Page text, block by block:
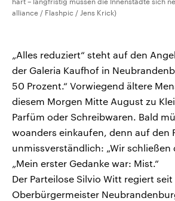
alliance / Flashpic / Jens Krick)
„Alles reduziert“ steht auf den
der Galeria Kaufhof in
50 Prozent.“ Vorwiegend ältere
diesem Morgen Mitte August zu
Parfüm oder Schreibwaren. Bald
woanders einkaufen, denn auf den
unmissverständlich: „Wir schließen
„Mein erster Gedanke war: Mist.“
Der Parteilose Silvio Witt regiert seit
Oberbürgermeister